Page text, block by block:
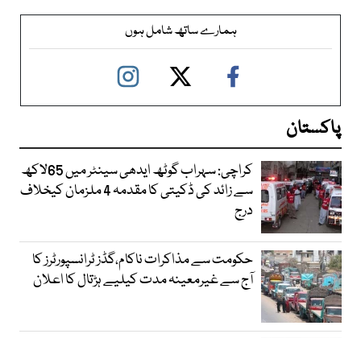
ہمارے ساتھ شامل ہوں
پاکستان
کراچی: سہراب گوٹھ ایدھی سینٹر میں 65لاکھ
سے زائد کی ڈکیتی کا مقدمہ 4 ملزمان کیخلاف
درج
حکومت سے مذاکرات ناکام،گڈز ٹرانسپورٹرز کا
آج سے غیرمعینہ مدت کیلیے ہڑتال کا اعلان